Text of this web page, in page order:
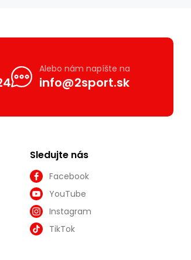
Alebo nám napíšte na
info@2sport.sk
Sledujte nás
Facebook
YouTube
Instagram
TikTok